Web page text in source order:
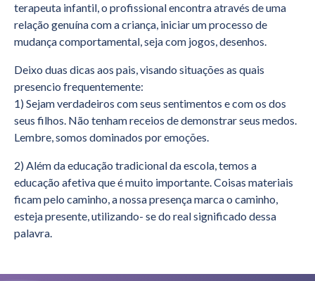
terapeuta infantil, o profissional encontra através de uma
relação genuína com a criança, iniciar um processo de
mudança comportamental, seja com jogos, desenhos.
Deixo duas dicas aos pais, visando situações as quais
presencio frequentemente:
1) Sejam verdadeiros com seus sentimentos e com os dos
seus filhos. Não tenham receios de demonstrar seus medos.
Lembre, somos dominados por emoções.
2) Além da educação tradicional da escola, temos a
educação afetiva que é muito importante. Coisas materiais
ficam pelo caminho, a nossa presença marca o caminho,
esteja presente, utilizando- se do real significado dessa
palavra.